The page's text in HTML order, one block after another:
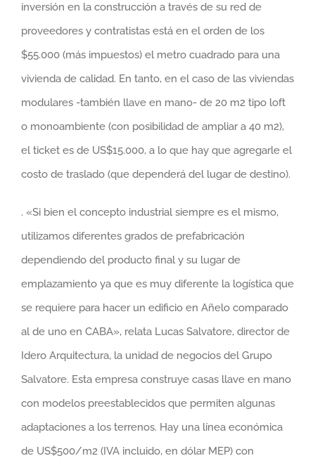
inversión en la construcción a través de su red de
proveedores y contratistas está en el orden de los
$55.000 (más impuestos) el metro cuadrado para una
vivienda de calidad. En tanto, en el caso de las viviendas
modulares -también llave en mano- de 20 m2 tipo loft
o monoambiente (con posibilidad de ampliar a 40 m2),
el ticket es de US$15.000, a lo que hay que agregarle el
costo de traslado (que dependerá del lugar de destino).
. «Si bien el concepto industrial siempre es el mismo,
utilizamos diferentes grados de prefabricación
dependiendo del producto final y su lugar de
emplazamiento ya que es muy diferente la logística que
se requiere para hacer un edificio en Añelo comparado
al de uno en CABA», relata Lucas Salvatore, director de
Idero Arquitectura, la unidad de negocios del Grupo
Salvatore. Esta empresa construye casas llave en mano
con modelos preestablecidos que permiten algunas
adaptaciones a los terrenos. Hay una línea económica
de US$500/m2 (IVA incluido, en dólar MEP) con